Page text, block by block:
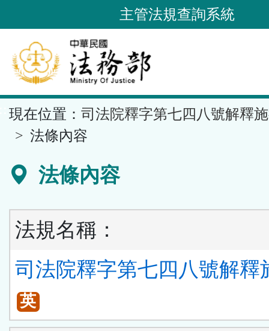
到
要
內
容
區
塊
主管法規查詢系統
現在位置： 司法院釋字第七四八號解釋
法條內容
法條內容
法規名稱：
司法院釋字第七四八號解釋
英